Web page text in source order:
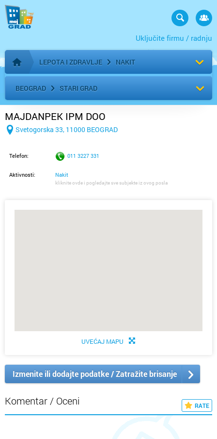
Uključite firmu / radnju
Početna stranica
LEPOTA I ZDRAVLJE NAKIT
BEOGRAD STARI GRAD
MAJDANPEK IPM DOO
Svetogorska 33, 11000 BEOGRAD
Telefon: 011 3227 331
Aktivnosti: Nakit
kliknite ovde i pogledajte sve subjekte iz ovog posla
UVEĆAJ MAPU
Izmenite ili dodajte podatke / Zatražite brisanje
Komentar / Oceni RATE